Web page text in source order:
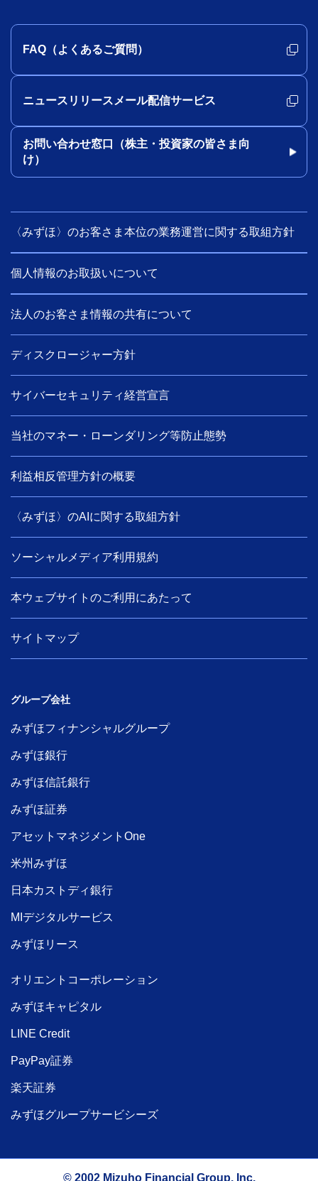
FAQ（よくあるご質問）
ニュースリリースメール配信サービス
お問い合わせ窓口（株主・投資家の皆さま向
け）
〈みずほ〉のお客さま本位の業務運営に関する取組方針
個人情報のお取扱いについて
法人のお客さま情報の共有について
ディスクロージャー方針
サイバーセキュリティ経営宣言
当社のマネー・ローンダリング等防止態勢
利益相反管理方針の概要
〈みずほ〉のAIに関する取組方針
ソーシャルメディア利用規約
本ウェブサイトのご利用にあたって
サイトマップ
グループ会社
みずほフィナンシャルグループ
みずほ銀行
みずほ信託銀行
みずほ証券
アセットマネジメントOne
米州みずほ
日本カストディ銀行
MIデジタルサービス
みずほリース
オリエントコーポレーション
みずほキャピタル
LINE Credit
PayPay証券
楽天証券
みずほグループサービシーズ
© 2002 Mizuho Financial Group, Inc.